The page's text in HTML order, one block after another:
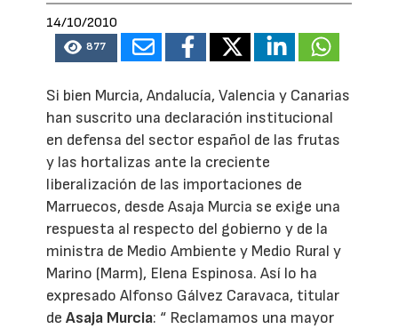
14/10/2010
877
Si bien Murcia, Andalucía, Valencia y Canarias
han suscrito una declaración institucional
en defensa del sector español de las frutas
y las hortalizas ante la creciente
liberalización de las importaciones de
Marruecos, desde Asaja Murcia se exige una
respuesta al respecto del gobierno y de la
ministra de Medio Ambiente y Medio Rural y
Marino (Marm), Elena Espinosa. Así lo ha
expresado Alfonso Gálvez Caravaca, titular
deAsaja Murcia: “ Reclamamos una mayor